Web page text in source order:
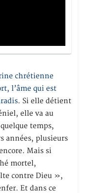
chrétienne
l’âme qui est
. Si elle détient
elle va au
temps,
années, plusieurs
Mais si
mortel,
contre Dieu »,
Et dans ce